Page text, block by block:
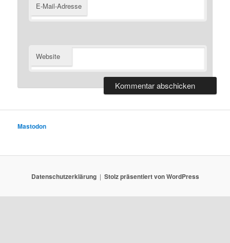
E-Mail-Adresse
Website
Mastodon
Datenschutzerklärung Stolz präsentiert von WordPress